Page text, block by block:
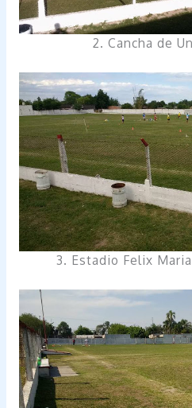
2. Cancha de
3. Estadio Felix